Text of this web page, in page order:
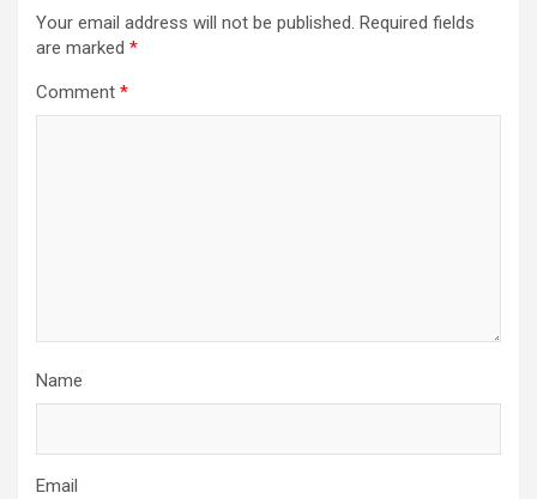
Your email address will not be published. Required fields
are marked *
Comment *
Name
Email